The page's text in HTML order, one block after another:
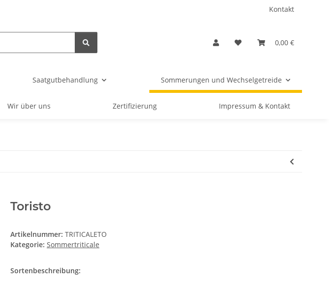
Kontakt
0,00 €
Saatgutbehandlung Sommerungen und Wechselgetreide
Wir über uns Zertifizierung Impressum & Kontakt
Toristo
Artikelnummer: TRITICALETO
Kategorie: Sommertriticale
Sortenbeschreibung: